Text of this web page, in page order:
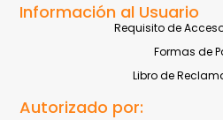
Información al Usuario
Requisito de
Formas de
Libro de
Autorizado por: